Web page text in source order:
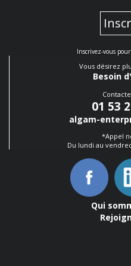
Inscrivez-vous
Vous désirez
Besoin
01 53
algam-
*Appel
Du lundi au
Qui